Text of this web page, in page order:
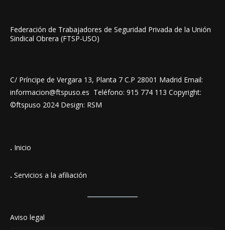
Federación de Trabajadores de Seguridad Privada de la Unión
Sindical Obrera (FTSP-USO)
C/ Príncipe de Vergara 13, Planta 7 C.P 28001 Madrid Email:
informacion@ftspuso.es Teléfono: 915 774 113 Copyright:
©ftspuso 2024 Design: RSM
. Inicio
. Servicios a la afiliación
Aviso legal